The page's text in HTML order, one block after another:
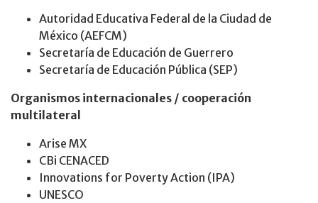
Autoridad Educativa Federal de la Ciudad de
México (AEFCM)
Secretaría de Educación de Guerrero
Secretaría de Educación Pública (SEP)
Organismos internacionales / cooperación
multilateral
Arise MX
CBi CENACED
Innovations for Poverty Action (IPA)
UNESCO